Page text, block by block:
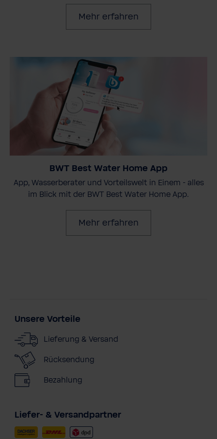
Mehr erfahren
BWT Best Water Home App
App, Wasserberater und Vorteilswelt in Einem - alles
im Blick mit der BWT Best Water Home App.
Mehr erfahren
Unsere Vorteile
Lieferung & Versand
Rücksendung
Bezahlung
Liefer- & Versandpartner